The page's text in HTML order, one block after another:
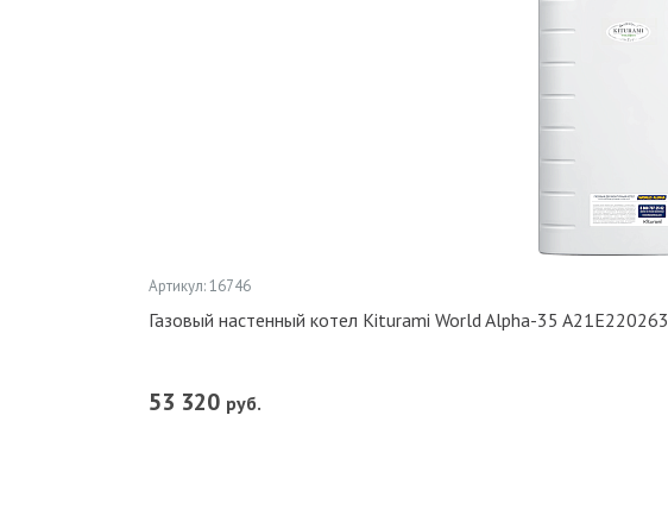
Артикул: 16746
Газовый настенный котел Kiturami World Alpha-35 A21E220263
53 320 руб.